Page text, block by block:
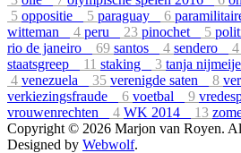
5 oppositie 5 paraguay 6
witteman
4 peru 23 pinochet 5
rio de janeiro
69 santos 4 sendero 4
staatsgreep
11 staking 3 tanja
4 venezuela 35 verenigde saten 8
verkiezingsfraude
6 voetbal 9
vrouwenrechten
4 WK 2014 13
Copyright © 2026 Marjon van Royen.
Designed by Webwolf.